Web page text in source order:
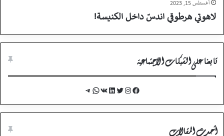
أغسطس 15, 2023
لاهوتي هرطوقي اندسّ داخل الكنيسة!
تابعنا على الشبكات الاجتماعية
Facebook
Instagram
Twitter
LinkedIn
VK
WhatsApp
Telegram
أحدث المقالات